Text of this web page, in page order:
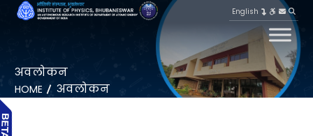
English
अवलोकन
HOME अवलोकन